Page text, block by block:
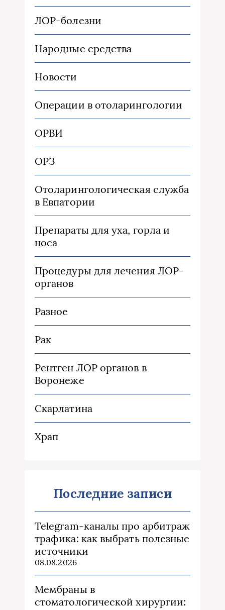
ЛОР-болезни
Народные средства
Новости
Операции в отоларингологии
ОРВИ
ОРЗ
Отоларингологическая служба
в Евпатории
Препараты для уха, горла и
носа
Процедуры для лечения ЛОР-
органов
Разное
Рак
Рентген ЛОР органов в
Воронеже
Скарлатина
Храп
Последние записи
Telegram-каналы про арбитраж
трафика: как выбрать полезные
источники
08.08.2026
Мембраны в
стоматологической хирургии: